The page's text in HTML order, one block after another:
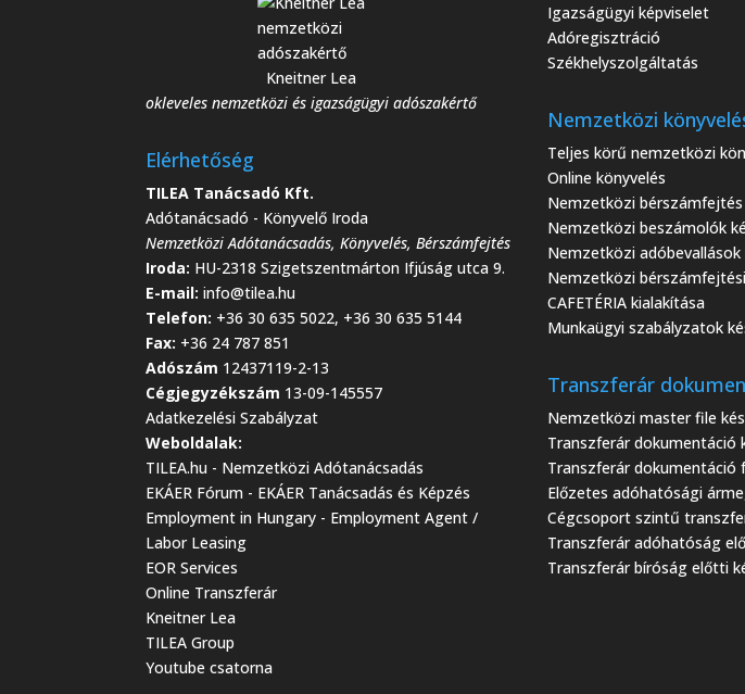
Kneitner Lea
okleveles nemzetközi és igazságügyi adószakértő
Elérhetőség
TILEA Tanácsadó Kft.
Adótanácsadó - Könyvelő Iroda
Nemzetközi Adótanácsadás,Könyvelés,Bérszámfejtés
Iroda: HU-2318 Szigetszentmárton Ifjúság utca 9.
E-mail: info@tilea.hu
Telefon: +36 30 635 5022, +36 30 635 5144
Fax: +36 24 787 851
Adószám 12437119-2-13
Cégjegyzékszám 13-09-145557
Adatkezelési Szabályzat
Weboldalak:
TILEA.hu - Nemzetközi Adótanácsadás
EKÁER Fórum - EKÁER Tanácsadás és Képzés
Employment in Hungary - Employment Agent /
Labor Leasing
EOR Services
Online Transzferár
Kneitner Lea
TILEA Group
Youtube csatorna
Igazságügyi képviselet
Adóregisztráció
Székhelyszolgáltatás
Nemzetközi
Teljes körű nemzetközi
Online könyvelés
Nemzetközi bérszámfejtés
Nemzetközi beszámolók
Nemzetközi adóbevallások
Nemzetközi
CAFETÉRIA kialakítása
Munkaügyi szabályzatok
Transzferár
Nemzetközi master file
Transzferár dokumentáció
Transzferár dokumentáció
Előzetes adóhatósági
Cégcsoport szintű
Transzferár adóhatóság
Transzferár bíróság előtti